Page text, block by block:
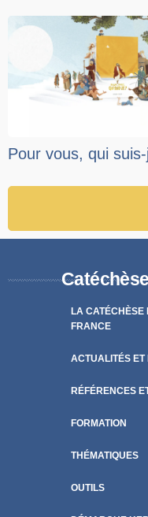
Pour vous, qui
LA CATÉCHÈSE
FRANCE
ACTUALITÉS ET
RÉFÉRENCES
FORMATION
THÉMATIQUES
OUTILS